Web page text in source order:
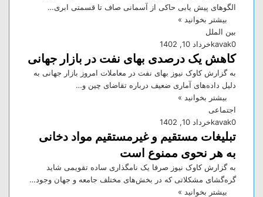
الگو‌های پیش یابی حاکی از آسمانی صاف تا قسمتی ابری…
بیشتر بخوانید »
بین الملل
kavakخرداد 10, 1402 0
کاهش یک درصدی بهای نفت در بازار جهانی
به گزارش کاوک نیوز بهای نفت در معاملات امروز بازار جهانی به
دلیل داده‌های آماری ضعیف درباره تقاضای چین و…
بیشتر بخوانید »
اجتماعی
kavakخرداد 10, 1402 0
تبلیغات مستقیم و غیرمستقیم مواد دخانی
به هر نحوی ممنوع است
به گزارش کاوک نیوز صرفا یک نامگذاری ساده تقویمی شاید
گره‌گشای مشکلاتی که در بخش‌های مختلف جامعه و جهان وجود…
بیشتر بخوانید »